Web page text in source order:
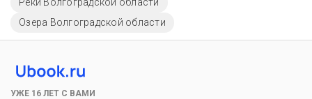
Озера Волгоградской области
УЖЕ 16 ЛЕТ С ВАМИ